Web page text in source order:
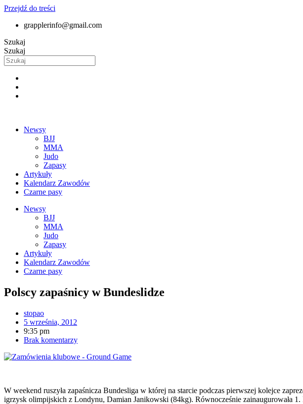
Przejdź do treści
grapplerinfo@gmail.com
Szukaj
Szukaj
Newsy
BJJ
MMA
Judo
Zapasy
Artykuły
Kalendarz Zawodów
Czarne pasy
Newsy
BJJ
MMA
Judo
Zapasy
Artykuły
Kalendarz Zawodów
Czarne pasy
Polscy zapaśnicy w Bundeslidze
stopao
5 września, 2012
9:35 pm
Brak komentarzy
W weekend ruszyła zapaśnicza Bundesliga w której na starcie podczas pierwszej kolejce
igrzysk olimpijskich z Londynu, Damian Janikowski (84kg). Równocześnie zainaugurowała